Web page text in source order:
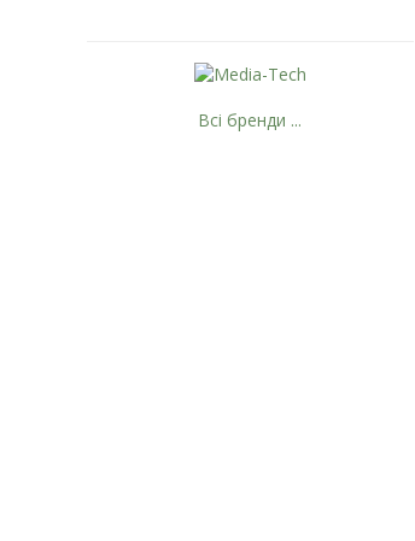
Всі бренди ...